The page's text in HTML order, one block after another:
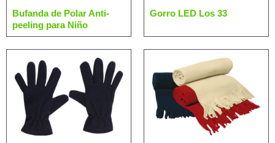
Bufanda de Polar Anti-
peeling para Niño
Gorro LED Los 33